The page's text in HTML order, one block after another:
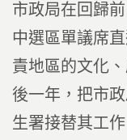
市政局在回歸
中選區單議席
責地區的文化
後一年，把市
生署接替其工